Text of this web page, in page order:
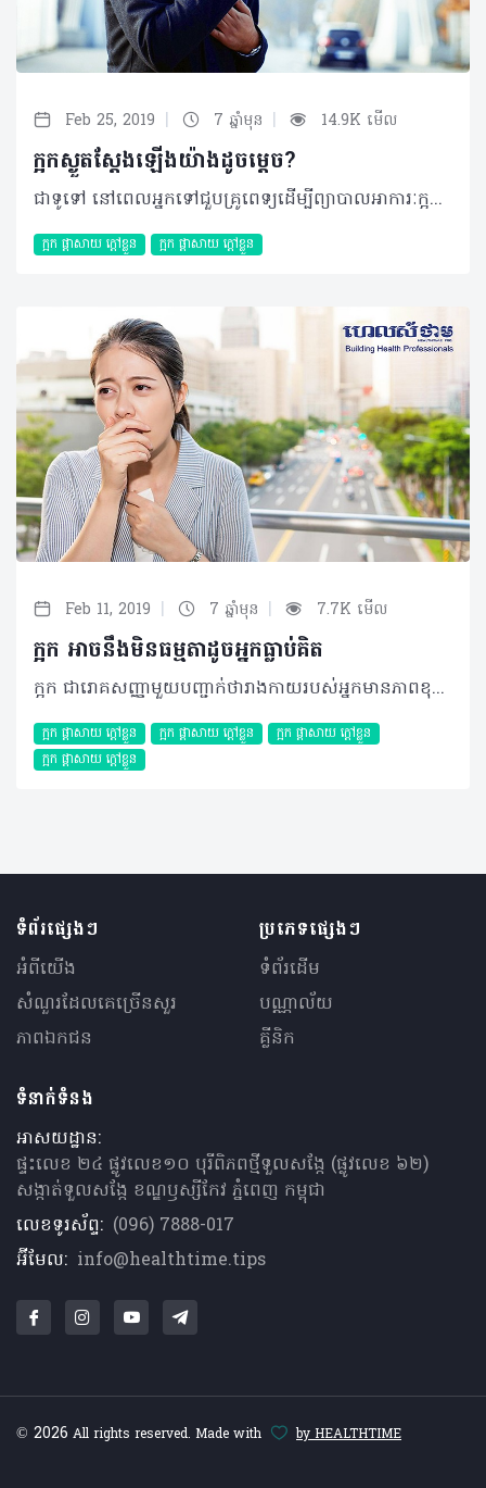
Feb 25, 2019 | 7 ឆ្នាំមុន | 14.9K មើល
ក្អកស្ងួតស្តែងឡើងយ៉ាងដូចម្តេច?
ជាទូទៅ នៅពេលអ្នកទៅជួបគ្រូពេទ្យដើម្បីព្យាបាលអាការៈក្អក ក្រុមគ្រូពេទ្យតែងសួរអ្នកថាតើជាប្រភេទក្អកស្លេស្ម ឬក្អកស្ងួតដោយហេតុថាមូលហេតុបង្កនិងវិធីសាស្ត្រព្យាបាលផ្សេងៗគ្នា ដែលជួនកាល អ្នកអាចពិបាកញែករវាងការក្អកទាំងពីរនេះណាស់។ ដូច្នេះអត្ថបទខាងក្រោមនឹងបង្ហាញលោកអ្នកឲ្យដឹងថា អ្នកបាន និងកំពុងក្អកស្ងួត ដើម្បីអ្នកអាចធ្វើការបែងចែកខ្លួនឯងបាន។ ក្អកស្ងួតគឺជាប្រភេទក្អកមិនបញ្ចេញស្លេស្ម ដែលវាអាចមានលក្ខណៈរមាស់ ឬដូចមានអ្វីម៉្យាងដែលនៅជាប់បំពង់ក។ ជាញឹកញាប់អាការៈនេះអាចបង្កមកពីមេរោគដូចជា ជំងឺផ្តាសាយ ឬពេលខ្លះក៏អាចបង្កមកពីបញ្ហាអាល្លែកហ្ស៊ី ឬបញ្ហាបំពង់កផងដែរ។ * មូលហេតុនៃក្អកស្ងួត បន្ថែមពីមូលហេតុដែលបានរៀបរាប់ខាងលើ វាក៏អាចបណ្តាលមកពីបញ្ហាផ្សេងទៀតផងដែរ៖ - ជំងឺហឺត - ជំងឺច្រាលទឹកក្រពះ (Gastro-esophageal reflux) - ការជក់បារី - អាល្លែកហ្ស៊ីច្រមុះដែលបណ្តាលមកពីសារធាតុ ឬវត្ថុដែលអ្នកធ្លាប់អាល្លែកហ្ស៊ីជាមួយ មានដូចជា លម្អងធូលី ឬរោមសត្វជាដើម - ការរលាកបំពង់សំឡេង - ក្អកមាន់ ដែលជាប្រភេទជំងឺបង្កមកពីបាក់តេរី - រោគសញ្ញានៃការស្ទះផ្លូវដង្ហើមអំឡុងពេលគេង (Obstructive sleep apnea) - ទម្លាប់ក្អក ដែលជាទូទៅកើតឡើងតែនៅពេលថ្ងៃ ប៉ុន្តែមិនមែនបង្កមកពីមេរោគ ឬបាក់តេរីនោះទេ ហើយភាគច្រើនកើតឡើងចំពោះក្មេងៗ - ការដកដង្ហើមចូលនូវពពួកសារធាតុចម្លែកផ្សេងទៀតដោយចៃដន្យ ដែលអាចជាអាហារ ឬទឹក - ជំងឺសួតមួយចំនួន - អាចជាផលរំខានរបស់ថ្នាំមួយចំនួនដូចជា ថ្នាំលើសឈាមប្រភេទ ACE inhibitor (Angiotensin Converting Enzyme inhibitors)។ ក្រៅពីហេតុផលដែលតែងកើតឡើងជាញឹកញាប់ខាងលើ អាការៈនេះក៏អាចបង្កមកពីជំងឺបេះដូង ជំងឺស្ទះទងសួត (Pulmonary embolism) ឬជំងឺមហារីកសួតជាដើម។ គួរបញ្ជាក់ថា អាការៈនេះអាចកាន់តែធ្ងន់ធ្ងរនៅពេលដែល៖ - ការដកដង្ហើមជាមួយខ្យល់ស្ងួត ឬត្រជាក់ខ្លាំង - ខ្យល់កង្វក់ដែលអាចមានជាធូលី ផ្សែង - ស្រូបផ្សែងបារីដោយផ្ទាល់ ឬមិនផ្ទាល់ - ការប្រើប្រាស់សំឡេងច្រើន និងខ្លាំងពេក - ការផ្លាស់ប្តូរសីតុណ្ហភាព។ * វិធីសាស្ត្រព្យាបាល ក្អកស្ងួតដែលបណ្តាលមកពីការឆ្លងមេរោគ ដូចជាជំងឺផ្តាសាយ ជាធម្មតាអាចធូរស្រាលដោយខ្លួនឯងបានក្នុងរយៈពេល១ឬ២ សប្តាហ៍។ ការព្យាបាលបែបធម្មជាតិ រួមជាមួយការប្រើថ្នាំក្អកអាចជួយធ្វើឲ្យអ្នកមានអារម្មណ៍ប្រសើរឡើង ដែលក្នុងនោះអ្នកអាចអនុវត្តតាមវិធីសាស្ត្រខាងក្រោម៖ ការព្យាបាលបែបធម្មជាតិ - ផឹកទឹកឲ្យបានច្រើន - លាយទឹកឃ្មុំជាមួយក្រូចឆ្មារ ដោយប្រើទឹកក្តៅជាមួយទឹកឃ្មុំ ១ទៅ២ស្លាបព្រានិងបន្ថែមក្រូចឆ្មារបន្តិច - ខ្ពុរមាត់ជាមួយទឹកអំបិល ករណីអ្នកមានបញ្ហាក្អកស្ងួតមកពី ផ្តាសាយ ឬឈឺក។ ការព្យាបាលដោយប្រើថ្នាំ - ប្រើប្រាស់ថ្នាំបន្ថយការក្អកក្នុងរយៈពេលខ្លី ដែលមានសារធាតុសកម្មដូចជា Pholcodine, Dextromethorphan, Codeine, Dihydrocodeine, និង Pentoxyverine។ ថ្នាំប្រភេទនេះភាគច្រើនអាចរកទិញបាននៅតាមឱសថស្ថានដោយមិនចាំបាច់មានវេជ្ជបញ្ជា ប៉ុន្តែអ្នកត្រូវទទួលការណែនាំពីរបៀបប្រើប្រាស់ឲ្យបានត្រឹមត្រូវពីឱសថការីជាមុនរាល់ពេលប្រើប្រាស់ - ជួនកាលអ្នកក៏អាចត្រូវបានប្រើប្រាស់ប្រភេទថ្នាំដែលមានការបូកបញ្ចូលគ្នារវាង ថ្នាំផ្តាសាយ អាល្លែកហ្ស៊ី និងថ្នាំក្អក ករណីមូលហេតុបណ្តាលមកពីជំងឺផ្តាសាយ ឬអាល្លែកហ្ស៊ី - ការប្រើប្រាស់ប្រភេទស្រៃ្ពយ៍បាញ់ច្រមុះ ឬមាត់ដែលមានសារធាតុសកម្មដូចជា ទឹកអំបិល (Saline nasal spray ) ឬ ថ្នាំប្រឆាំងរលាក (Corticosteroid nasal spray) - ការប្រើប្រាស់ថ្នាំបន្ថយការបញ្ចេញជាតិអាស៊ីតក្រពះ ក៏ត្រូវបានអនុវត្តចំពោះអ្នកមានបញ្ហាច្រាលទឹកក្រពះផងដែរ។ * សញ្ញាណដែលអ្នកគួរជួបគ្រូពេទ្យជាបន្ទាន់ - ក្អកមានឈាម - ពិបាកដកដង្ហើម ឬថប់ - ក្អករាល់ពេលយប់ ឬមានលាយឡំក្តៅខ្លួន - ជាអ្នកជក់បារីជាប់ជាប្រចាំ - មានលាយឡំជាមួយការឈឺក្បាល ឈឺត្រចៀក ក្អួត កន្ទួលរមាស់ ស្រកទម្ងន់ ឬឈឺសាច់ដុំពេញខ្លួន - ក្មេងអាយុក្រោម៦ខែ - ក្អកលើសពី ១០ថ្ងៃដោយមិនមានភាពប្រសើរ ឬកាន់តែធ្ងន់ធ្ងរ - ឬអ្នកមានជំងឺលើសឈាម ជំងឺបេះដូង ក្រពះ ពោះវៀន ឬជំងឺផ្លូវដង្ហើម។ គួរបញ្ជាក់ថា អ្នកគួរប្រាប់គ្រូពេទ្យរបស់អ្នក ករណីអ្នកមានបញ្ហាក្អកធ្ងន់ធ្ងរដែលបណ្តាលមកពីការប្រើប្រាស់ថ្នាំលើសឈាមដើម្បីធ្វើការផ្លាស់ប្តូរប្រភេទថ្នាំផ្សេងទៀតដែលអាចសមស្របជាងនេះ។ ©2019 រក្សាសិទ្ធិគ្រប់យ៉ាង​ដោយ Healthtime Corporation ចំពោះគ្រប់អត្ថបទដោយគ្មានផ្នែកណាមួយត្រូវបោះពុម្ពផ្សាយចូល ប្រព័ន្ធអ៊ីនធឺណែតឧបករណ៍អេឡិចត្រូនិកអាត់ជាសំឡេងឬថតចំលងគ្រប់រូបភាពដោយគ្មានការអនុញ្ញាតឡើយ
ក្អក ផ្តាសាយ ក្តៅខ្លួន ក្អក ផ្តាសាយ ក្តៅខ្លួន
Feb 11, 2019 | 7 ឆ្នាំមុន | 7.7K មើល
ក្អក អាចនឹងមិនធម្មតាដូចអ្នកធ្លាប់គិត
ក្អក ជារោគសញ្ញាមួយបញ្ជាក់ថារាងកាយរបស់អ្នកមានភាពខុសប្រក្រតីលើផ្លូវដង្ហើម ដែលវាអាចបង្កឡើងដោយពពួក វីរុស បាក់តេរី ធូលីដី ឬសារធាតុផ្សេងៗទៀត។ យោងតាមប្រសាសន៍នៃគ្រូពេទ្យជំនាញរបស់សហរដ្ឋអាមេរិកម្នាក់ បានធ្វើការប៉ាន់ប្រមាណថាអ្នកជំងឺដែលបានមកទទួលការព្យាបាលបញ្ហាក្អកនេះមានប្រមាណ ៣០លាននាក់ក្នុងមួយឆ្នាំ ដែលចំនួននេះត្រូវបានកើនឡើងជាលំដាប់។ អាការៈក្អកម្តងម្កាលជាសញ្ញាធម្មតា ដែលជួយបញ្ចេញសារធាតុមិនល្អពីសួតរបស់អ្នក ការពារពីការបង្ករោគផ្សេងៗ និងជំងឺផ្តាសាយ។ ទោះជាយ៉ាងណាក៏ដោយ ការក្អកជាអចិន្ត្រៃយ៍ ចាប់ពីមួយសប្តាហ៍ឡើងទៅអាចជាលទ្ធផលនៃបញ្ហាសុខភាពណាមួយ រួមមាន៖ • ជំងឺហឺត៖ ភាគច្រើនការក្អកដោយសារអ្នកមានជំងឺហឺតគឺតែងកើតមានឡើងតាមរដូវកាល និងនៅពេលអ្នកប៉ះជាមួយនឹងខ្យល់ត្រជាក់។ • រលាកបំពង់អាហារ៖ លំហូរនៃអាស៊ីតក្រពះដែលតែងច្រាលឡើងតាមបំពង់អាហារដោយសារអ្នកចង្អោរ ឬក្អួត នឹងបង្កឲ្យរលាក ធ្វើឲ្យអ្នកក្អក។ • ជំងឺក្អកមាន់៖ កើតមានជាពិសេសចំពោះកូនក្មេងដោយសារការរលាកផ្លូវដង្ហើមធ្ងន់ធ្ងរ ប៉ុន្តែវាត្រូវបានការពារដោយការចាក់វ៉ាក់សាំង។ • ជំងឺរបេង៖ មានការបង្ករោគធ្ងន់ធ្ងរប៉ះពាល់ដល់សួតរបស់អ្នក ដែលធ្វើឲ្យអ្នកក្អកខ្លាំង ក្នុងរយៈពេលយូរ លើសពី៣សប្តាហ៍។ • ជំងឺរលាកទងសួត៖ កាលណាទងសួតរលាក វាអាចឡើងស្លេស្ម ធ្វើឲ្យបំពង់ខ្យល់ឆ្លងកាត់ កាន់តែរួមតូចជាងធម្មតាបណ្តាលឲ្យពិបាកក្នុងការដកដង្ហើម ឈឺទ្រូង ហត់ ក្តៅខ្លួន ក្អក។ • ជំងឺរលាកប្រហោងច្រមុះ៖ តឹងច្រមុះ ហៀរសំបោរធ្លាក់កំហាកនៅក ក្អក ណែននៅក្នុងបំពង់ក ហ៊ឺងត្រចៀក ឬរលាកក្នុងត្រចៀកតែម្តង។ ក្រៅពីជំងឺខាងលើ ការក្អករបស់អ្នកអាចដោយសារតែការប្រើប្រាស់ថ្នាំដូចជាពពួកថ្នាំបញ្ចុះសម្ពាធឈាមក្រុមIEC មហារីកកូនកណ្តុរ មហារីកសួត និងរបេងកូនកណ្តុរជាដើម។ សូមកុំគិតថា ការក្អករបស់អ្នកជាសញ្ញាធម្មតាបើអ្នកហាក់កើតឡើងញឹកញាប់ ឬមានរយៈពេលយូរ ព្រោះតែហេតុការណ៍នៃជំងឺជាច្រើនកំពុងនៅពីក្រោយអ្នកដោយមិនដឹងខ្លួន ដូច្នេះការប្រឹក្សាជាមួយគ្រូពេទ្យឲ្យបានលឿនបំផុត ជាអ្វីដែលអ្នកគួរធ្វើនៅពេលនេះ។ ©2019 រក្សាសិទ្ធិគ្រប់យ៉ាង​ដោយ Healthtime Corporation ចំពោះគ្រប់អត្ថបទដោយគ្មានផ្នែកណាមួយត្រូវបោះពុម្ពផ្សាយចូល ប្រព័ន្ធអ៊ីនធឺណែតឧបករណ៍អេឡិចត្រូនិកអាត់ជាសំឡេងឬថតចំលងគ្រប់រូបភាពដោយគ្មានការអនុញ្ញាតឡើយ
ក្អក ផ្តាសាយ ក្តៅខ្លួន ក្អក ផ្តាសាយ ក្តៅខ្លួន
ក្អក ផ្តាសាយ ក្តៅខ្លួន
ក្អក ផ្តាសាយ ក្តៅខ្លួន
ទំព័រផ្សេងៗ
អំពីយើង
សំណួរ​ដែលគេ​ច្រើន​សួរ
ភាពឯកជន
ប្រភេទផ្សេងៗ
ទំព័រដើម
បណ្ណាល័យ
គ្លីនិក
ទំនាក់ទំនង
អាសយដ្ឋាន:
ផ្ទះលេខ ២៤ ផ្លូវលេខ១០ បុរីពិភពថ្មីទួលសង្កែ (ផ្លូវលេខ ៦២)
សង្កាត់ទួលសង្កែ ខណ្ឌឫស្សីកែវ ភ្នំពេញ កម្ពុជា
លេខទូរស័ព្ទ: (096) 7888-017
អ៊ីមែល: info@healthtime.tips
© 2026 All rights reserved. Made with by HEALTHTIME